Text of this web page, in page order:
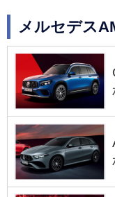
メルセデス